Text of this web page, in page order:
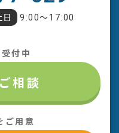
日 9:00〜17:00
付中
相談
ご用意